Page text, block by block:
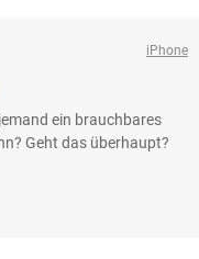
iPhone
ein brauchbares
Geht das überhaupt?